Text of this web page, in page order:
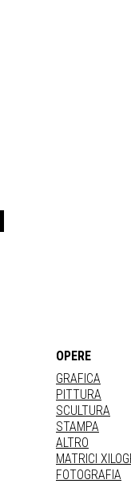
OPERE
GRAFICA
PITTURA
SCULTURA
STAMPA
ALTRO
MATRICI
FOTOGRAFIA